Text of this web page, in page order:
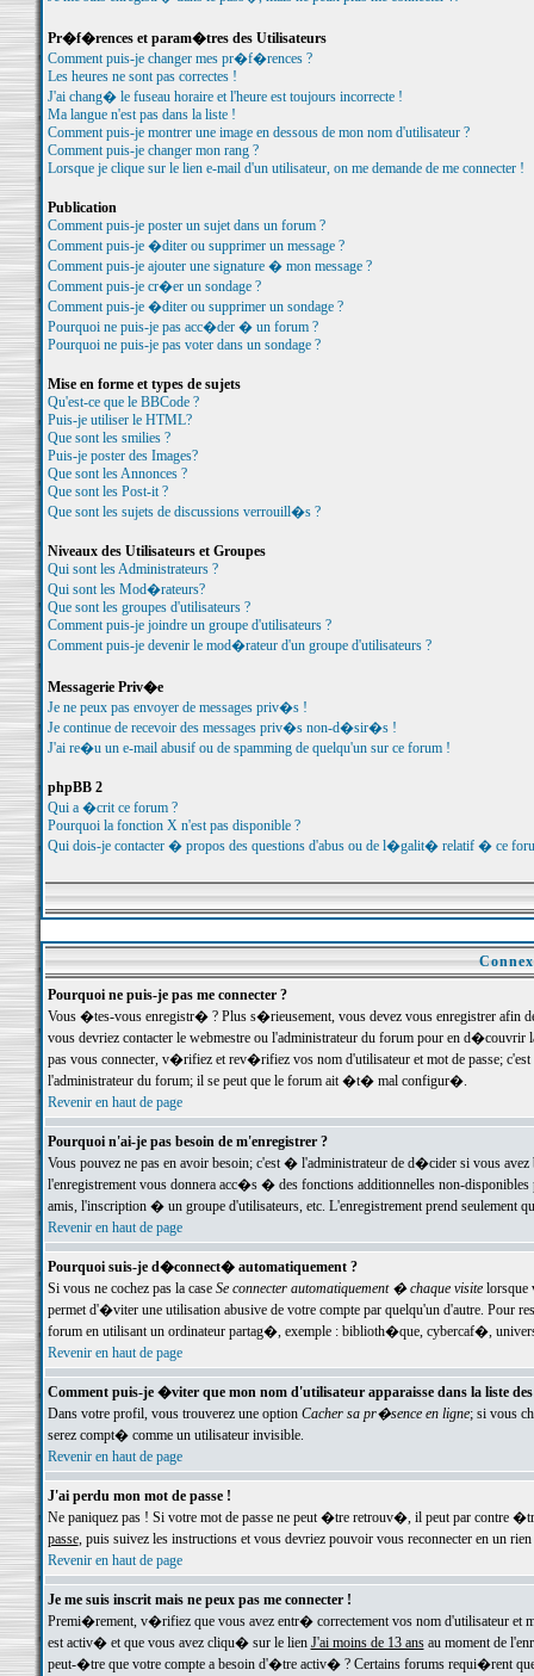
Pr�f�rences et param�tres des Utilisateurs
Comment puis-je changer mes pr�f�rences ?
Les heures ne sont pas correctes !
J'ai chang� le fuseau horaire et l'heure est toujours incorrecte !
Ma langue n'est pas dans la liste !
Comment puis-je montrer une image en dessous de mon nom d'utilisateur ?
Comment puis-je changer mon rang ?
Lorsque je clique sur le lien e-mail d'un utilisateur, on me demande de me connecter !
Publication
Comment puis-je poster un sujet dans un forum ?
Comment puis-je �diter ou supprimer un message ?
Comment puis-je ajouter une signature � mon message ?
Comment puis-je cr�er un sondage ?
Comment puis-je �diter ou supprimer un sondage ?
Pourquoi ne puis-je pas acc�der � un forum ?
Pourquoi ne puis-je pas voter dans un sondage ?
Mise en forme et types de sujets
Qu'est-ce que le BBCode ?
Puis-je utiliser le HTML?
Que sont les smilies ?
Puis-je poster des Images?
Que sont les Annonces ?
Que sont les Post-it ?
Que sont les sujets de discussions verrouill�s ?
Niveaux des Utilisateurs et Groupes
Qui sont les Administrateurs ?
Qui sont les Mod�rateurs?
Que sont les groupes d'utilisateurs ?
Comment puis-je joindre un groupe d'utilisateurs ?
Comment puis-je devenir le mod�rateur d'un groupe d'utilisateurs ?
Messagerie Priv�e
Je ne peux pas envoyer de messages priv�s !
Je continue de recevoir des messages priv�s non-d�sir�s !
J'ai re�u un e-mail abusif ou de spamming de quelqu'un sur ce forum !
phpBB 2
Qui a �crit ce forum ?
Pourquoi la fonction X n'est pas disponible ?
Qui dois-je contacter � propos des questions d'abus ou de l�galit� relatif � ce
Pourquoi ne puis-je pas me connecter ?
Vous �tes-vous enregistr� ? Plus s�rieusement, vous devez vous enregistrer
vous devriez contacter le webmestre ou l'administrateur du forum pour en
pas vous connecter, v�rifiez et rev�rifiez vos nom d'utilisateur et mot de passe;
l'administrateur du forum; il se peut que le forum ait �t� mal configur�.
Revenir en haut de page
Pourquoi n'ai-je pas besoin de m'enregistrer ?
Vous pouvez ne pas en avoir besoin; c'est � l'administrateur de d�cider si vous
l'enregistrement vous donnera acc�s � des fonctions additionnelles non-
amis, l'inscription � un groupe d'utilisateurs, etc. L'enregistrement prend seulement
Revenir en haut de page
Pourquoi suis-je d�connect� automatiquement ?
Si vous ne cochez pas la case Se connecter automatiquement � chaque visitelorsque
permet d'�viter une utilisation abusive de votre compte par quelqu'un d'autre. Pour
forum en utilisant un ordinateur partag�, exemple : biblioth�que, cybercaf�,
Revenir en haut de page
Comment puis-je �viter que mon nom d'utilisateur apparaisse dans la liste
Dans votre profil, vous trouverez une option Cacher sa pr�sence en ligne; si vous
serez compt� comme un utilisateur invisible.
Revenir en haut de page
J'ai perdu mon mot de passe !
Ne paniquez pas ! Si votre mot de passe ne peut �tre retrouv�, il peut par contre
passe, puis suivez les instructions et vous devriez pouvoir vous reconnecter en un rien
Revenir en haut de page
Je me suis inscrit mais ne peux pas me connecter !
Premi�rement, v�rifiez que vous avez entr� correctement vos nom d'utilisateur
est activ� et que vous avez cliqu� sur le lien J'ai moins de 13 ansau moment de
peut-�tre que votre compte a besoin d'�tre activ� ? Certains forums requi�rent